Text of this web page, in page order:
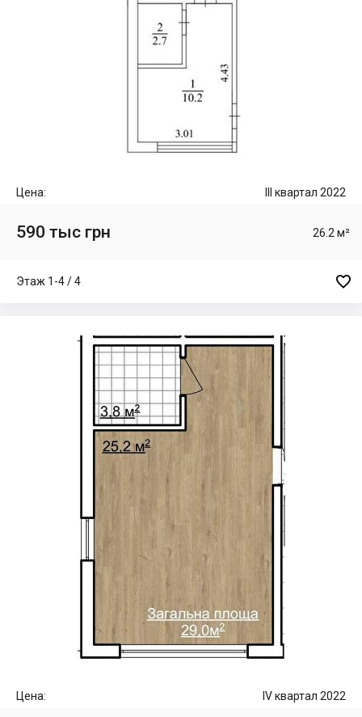
Цена: III квартал 2022
590 тыс грн 26.2 м²
Этаж 1-4 / 4 
Цена: IV квартал 2022